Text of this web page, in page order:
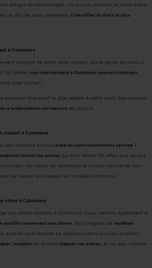
élargie de technologies, nous vous donnons le choix entre
ce, afin de vous permettre d' identifier le choix le plus
à Colomiers
complet de votre volet roulant, d'une partie de celui-ci
du tablier, nos intervenants à Colomiers peuvent changer
volet roulant.
proposer le produit le plus adapté à votre volet, nos équipes
à la fabrication sur-mesure de celui-ci.
roulant à Colomiers
ses environs et vous avez un volet roulant hors service ?
toutes les pièces qui font défaut. En effet, que ce soit
moteur, les lames ou carrément le moteur lui-même, nos
de toutes les marques et modèles confondus.
store à Colomiers
vos volets roulants à Colomiers, nous mettons également à
qualité concernant vos stores . Qu'il s'agisse de modèles
experts intervenants se déplacent dans tous les quartiers
installer ou encore réparer vos stores, et ce, peu importe